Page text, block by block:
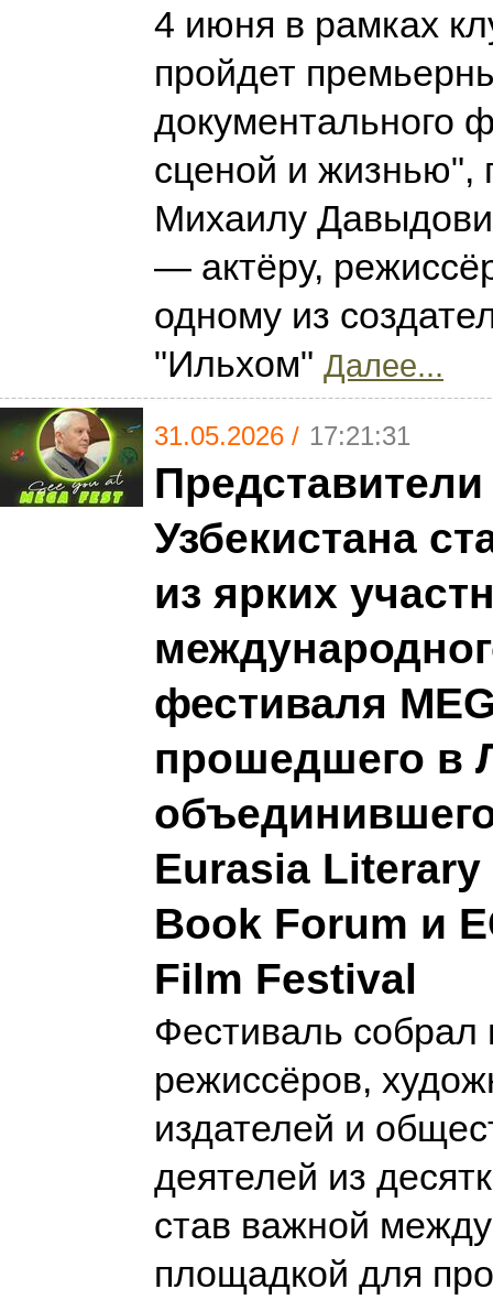
4 июня в рамках
пройдет
документального
сценой и жизнью",
Михаилу
— актёру,
одному из
"Ильхом" Далее...
31.05.2026 / 17:21:31
Представители
Узбекистана
из ярких
фестиваля
прошедшего в
Eurasia
Book Forum и
Film Festival
Фестиваль собрал
режиссёров,
издателей и
деятелей из
став важной
площадкой для